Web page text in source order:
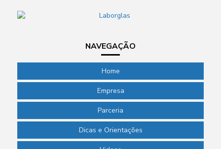
NAVEGAÇÃO
Home
Empresa
Parceria
Dicas e Orientações